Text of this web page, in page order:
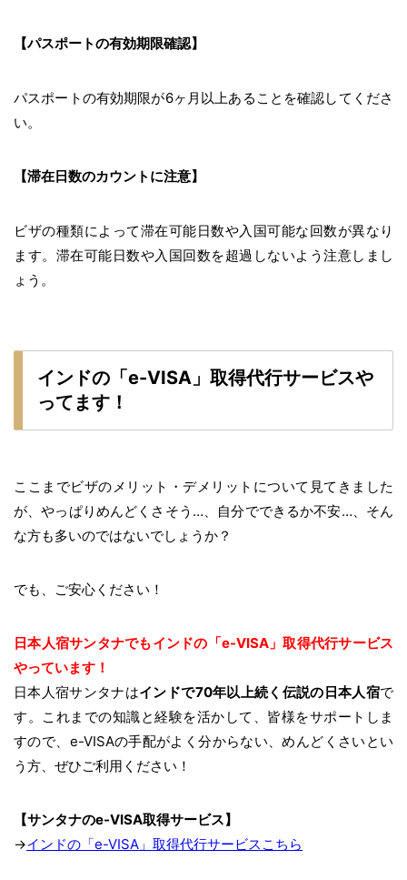
【パスポートの有効期限確認】
パスポートの有効期限が6ヶ月以上あることを確認してくださ
い。
【滞在日数のカウントに注意】
ビザの種類によって滞在可能日数や入国可能な回数が異なり
ます。滞在可能日数や入国回数を超過しないよう注意しまし
ょう。
インドの「e-VISA」取得代行サービスや
ってます！
ここまでビザのメリット・デメリットについて見てきました
が、やっぱりめんどくさそう…、自分でできるか不安…、そん
な方も多いのではないでしょうか？
でも、ご安心ください！
日本人宿サンタナでもインドの 「e-VISA」取得代行サービス
やっています！
日本人宿サンタナはインドで70年以上続く伝説の日本人宿で
す。これまでの知識と経験を活かして、皆様をサポートしま
すので、e-VISAの手配がよく分からない、めんどくさいとい
う方、ぜひご利用ください！
【サンタナのe-VISA取得サービス】
→インドの「e-VISA」取得代行サービスこちら